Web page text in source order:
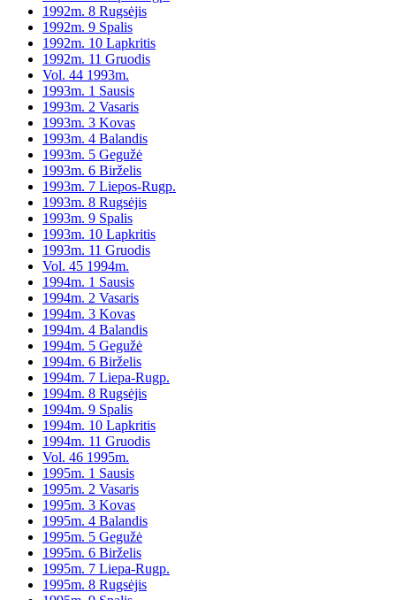
1992m. 8 Rugsėjis
1992m. 9 Spalis
1992m. 10 Lapkritis
1992m. 11 Gruodis
Vol. 44 1993m.
1993m. 1 Sausis
1993m. 2 Vasaris
1993m. 3 Kovas
1993m. 4 Balandis
1993m. 5 Gegužė
1993m. 6 Birželis
1993m. 7 Liepos-Rugp.
1993m. 8 Rugsėjis
1993m. 9 Spalis
1993m. 10 Lapkritis
1993m. 11 Gruodis
Vol. 45 1994m.
1994m. 1 Sausis
1994m. 2 Vasaris
1994m. 3 Kovas
1994m. 4 Balandis
1994m. 5 Gegužė
1994m. 6 Birželis
1994m. 7 Liepa-Rugp.
1994m. 8 Rugsėjis
1994m. 9 Spalis
1994m. 10 Lapkritis
1994m. 11 Gruodis
Vol. 46 1995m.
1995m. 1 Sausis
1995m. 2 Vasaris
1995m. 3 Kovas
1995m. 4 Balandis
1995m. 5 Gegužė
1995m. 6 Birželis
1995m. 7 Liepa-Rugp.
1995m. 8 Rugsėjis